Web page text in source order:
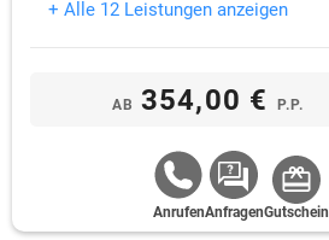
+ Alle 12 Leistungen anzeigen
AB 354,00 € P.P.
AnrufenAnfragenGutschein